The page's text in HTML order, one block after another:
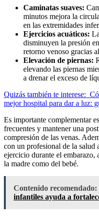
Caminatas suaves:
minutos mejora la
en las extremidades
Ejercicios acuáticos:
disminuyen la presión
retorno venoso gracias
Elevación de piernas:
elevando las piernas
a drenar el exceso de
Quizás también te interese:
mejor hospital para dar a luz:
Es importante complementar
frecuentes y mantener una
compresión de las venas.
con un profesional de la salud
ejercicio durante el embarazo,
la madre como del bebé.
Contenido recomendado:
infantiles ayuda a